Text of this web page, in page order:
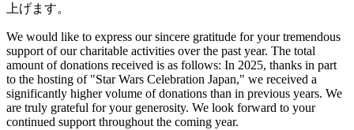
上げます。
We would like to express our sincere gratitude for your tremendous
support of our charitable activities over the past year. The total
amount of donations received is as follows: In 2025, thanks in part
to the hosting of "Star Wars Celebration Japan," we received a
significantly higher volume of donations than in previous years. We
are truly grateful for your generosity. We look forward to your
continued support throughout the coming year.